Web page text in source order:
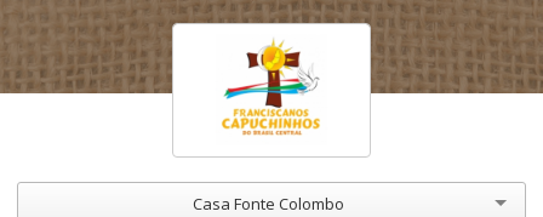
Casa Fonte Colombo